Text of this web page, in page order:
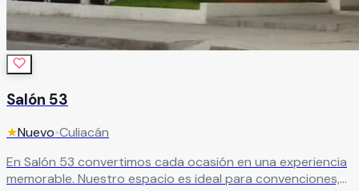
Salón 53
★Nuevo•Culiacán
En Salón 53 convertimos cada ocasión en una experiencia
memorable. Nuestro espacio es ideal para convenciones,